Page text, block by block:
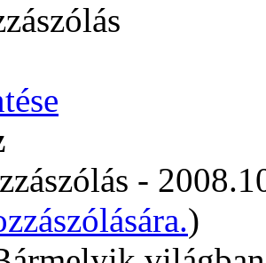
-
)